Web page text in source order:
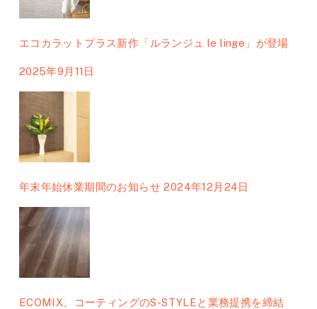
エコカラットプラス新作「ルランジュ le linge」が登場
2025年9月11日
年末年始休業期間のお知らせ 2024年12月24日
ECOMIX、コーティングのS-STYLEと業務提携を締結